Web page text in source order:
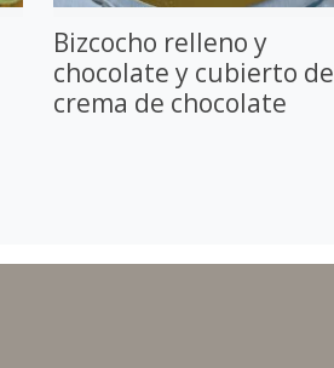
Bizcocho relleno y
chocolate y cubierto de
crema de chocolate